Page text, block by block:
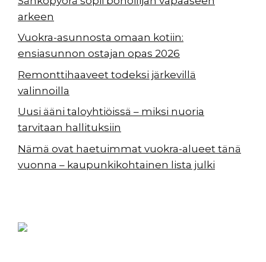
arkeen
Vuokra-asunnosta omaan kotiin:
ensiasunnon ostajan opas 2026
Remonttihaaveet todeksi järkevillä
valinnoilla
Uusi ääni taloyhtiöissä – miksi nuoria
tarvitaan hallituksiin
Nämä ovat haetuimmat vuokra-alueet tänä
vuonna – kaupunkikohtainen lista julki